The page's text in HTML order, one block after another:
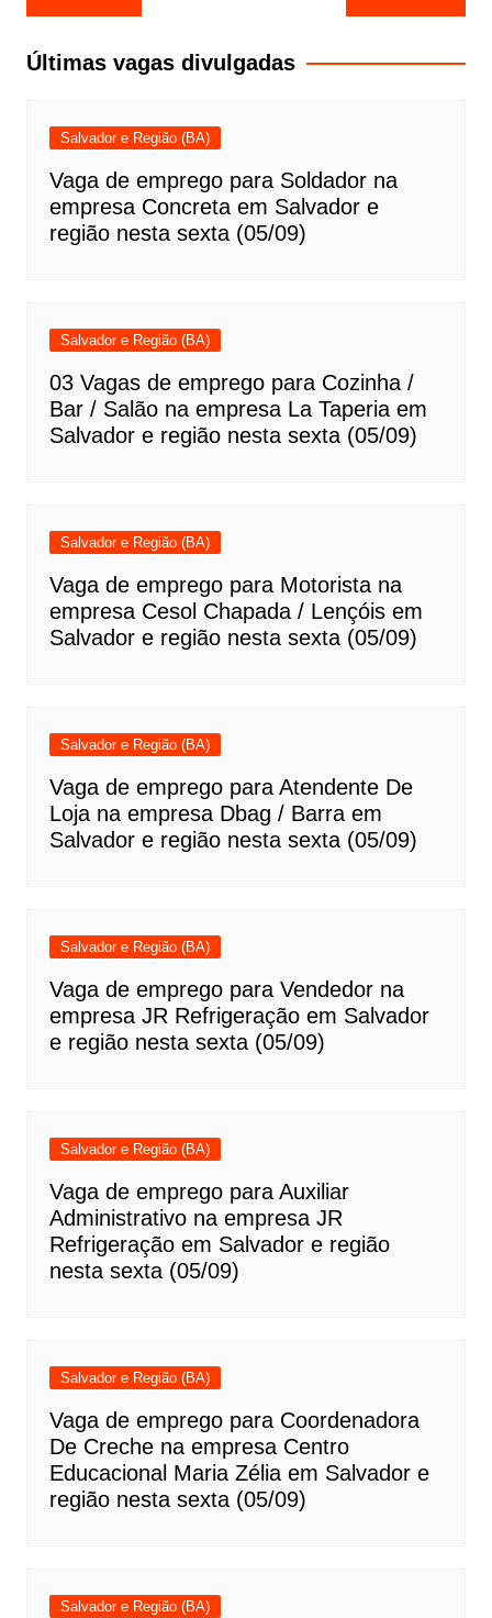
de
Post
Últimas vagas divulgadas
Salvador e Região (BA)
Vaga de emprego para Soldador na
empresa Concreta em Salvador e
região nesta sexta (05/09)
Salvador e Região (BA)
03 Vagas de emprego para Cozinha /
Bar / Salão na empresa La Taperia em
Salvador e região nesta sexta (05/09)
Salvador e Região (BA)
Vaga de emprego para Motorista na
empresa Cesol Chapada / Lençóis em
Salvador e região nesta sexta (05/09)
Salvador e Região (BA)
Vaga de emprego para Atendente De
Loja na empresa Dbag / Barra em
Salvador e região nesta sexta (05/09)
Salvador e Região (BA)
Vaga de emprego para Vendedor na
empresa JR Refrigeração em Salvador
e região nesta sexta (05/09)
Salvador e Região (BA)
Vaga de emprego para Auxiliar
Administrativo na empresa JR
Refrigeração em Salvador e região
nesta sexta (05/09)
Salvador e Região (BA)
Vaga de emprego para Coordenadora
De Creche na empresa Centro
Educacional Maria Zélia em Salvador e
região nesta sexta (05/09)
Salvador e Região (BA)